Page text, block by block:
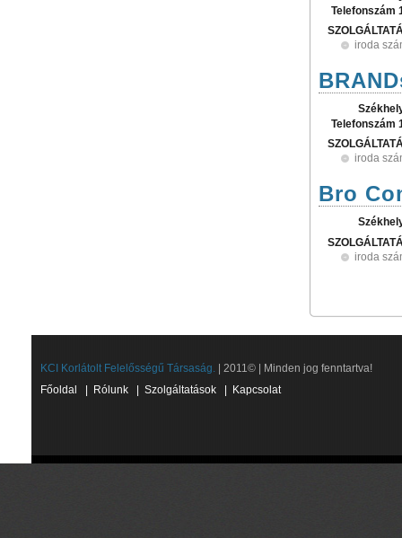
Telefonszám
iroda
Telefonszám
iroda
Bro
iroda
KCI Korlátolt Felelősségű Társaság. | 2011© | Minden jog fenntartva!
Főoldal
Rólunk Szolgáltatások Kapcsolat